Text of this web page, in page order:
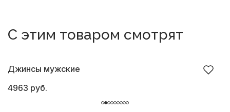
С этим товаром смотрят
Джинсы мужские
4963 руб.